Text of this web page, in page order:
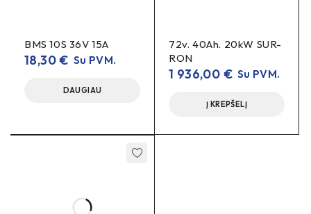
BMS 10S 36V 15A
18,30€ Su PVM.
DAUGIAU
72v. 40Ah. 20kW SUR-
RON
1 936,00 € Su PVM.
Į KREPŠELĮ